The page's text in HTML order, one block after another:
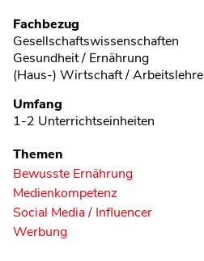
Fachbezug
Gesellschaftswissenschaften
Gesundheit / Ernährung
(Haus-) Wirtschaft / Arbeitslehre
Umfang
1-2 Unterrichtseinheiten
Themen
Bewusste Ernährung
Medienkompetenz
Social Media / Influencer
Werbung